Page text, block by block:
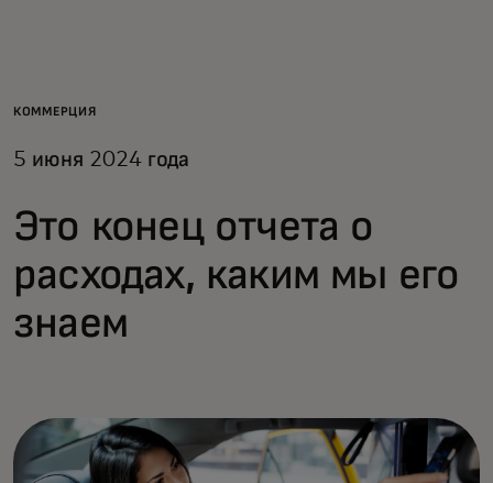
Для бизнеса
Новости и тренды
КОММЕРЦИЯ
5 июня 2024 года
Это конец отчета о
расходах, каким мы его
знаем